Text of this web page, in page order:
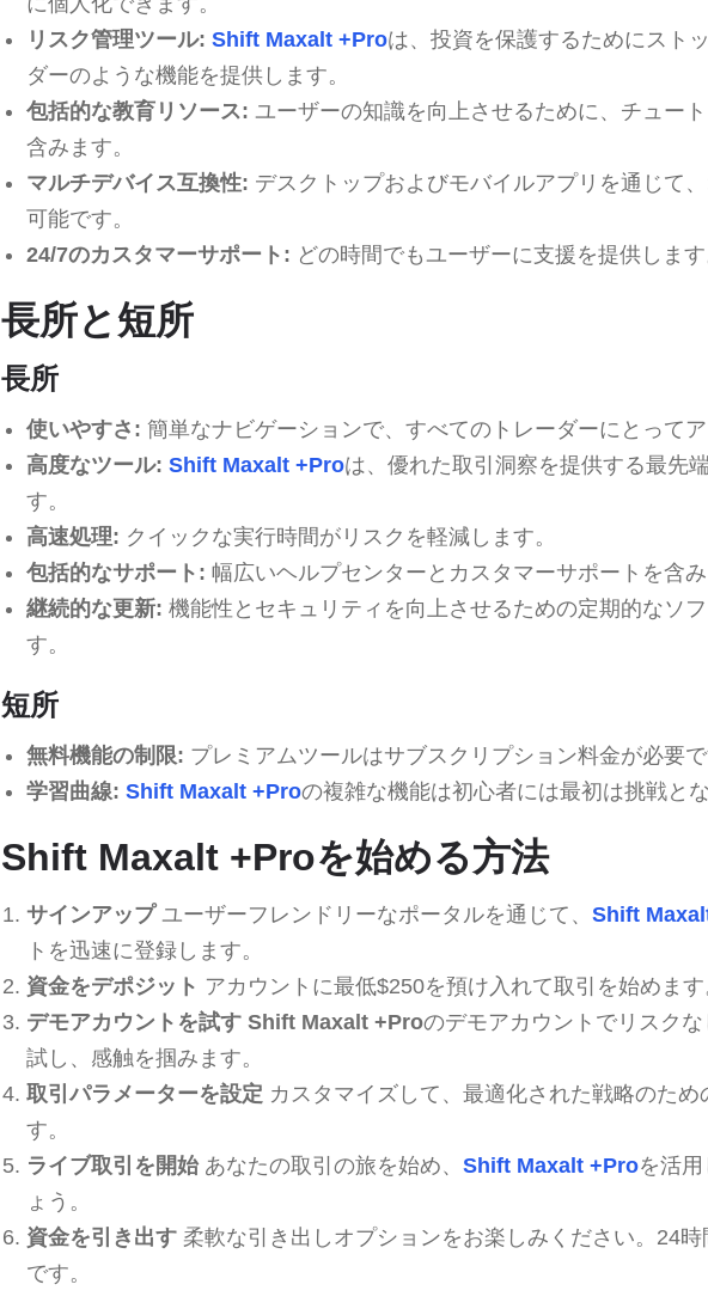
リスク管理ツール: Shift Maxalt +Proは、投資を保護するためにスト
ダーのような機能を提供します。
包括的な教育リソース: ユーザーの知識を向上させるために、チュー
含みます。
マルチデバイス互換性: デスクトップおよびモバイルアプリを通じて
可能です。
24/7のカスタマーサポート: どの時間でもユーザーに支援を提供します
長所と短所
長所
使いやすさ: 簡単なナビゲーションで、すべてのトレーダーにとってア
高度なツール: Shift Maxalt +Proは、優れた取引洞察を提供する最先
す。
高速処理: クイックな実行時間がリスクを軽減します。
包括的なサポート: 幅広いヘルプセンターとカスタマーサポートを含み
継続的な更新: 機能性とセキュリティを向上させるための定期的なソ
す。
短所
無料機能の制限: プレミアムツールはサブスクリプション料金が必要で
学習曲線: Shift Maxalt +Proの複雑な機能は初心者には最初は挑戦と
Shift Maxalt +Proを始める方法
サインアップユーザーフレンドリーなポータルを通じて、 Shift
トを迅速に登録します。
資金をデポジット アカウントに最低$250を預け入れて取引を始めます
デモアカウントを試す Shift Maxalt +Proのデモアカウントでリスク
試し、感触を掴みます。
取引パラメーターを設定 カスタマイズして、最適化された戦略のため
す。
ライブ取引を開始あなたの取引の旅を始め、 Shift Maxalt +Proを活用
ょう。
資金を引き出す柔軟な引き出しオプションをお楽しみください。24時
です。